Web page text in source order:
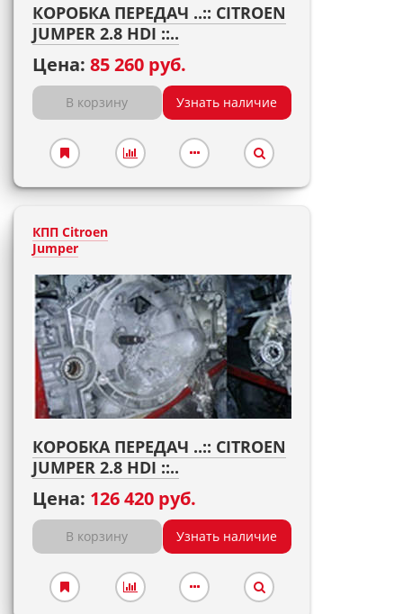
КОРОБКА ПЕРЕДАЧ ..:: CITROEN
JUMPER 2.8 HDI ::..
Цена: 85 260 руб.
В корзину Узнать наличие
КПП Citroen
Jumper
КОРОБКА ПЕРЕДАЧ ..:: CITROEN
JUMPER 2.8 HDI ::..
Цена: 126 420 руб.
В корзину Узнать наличие